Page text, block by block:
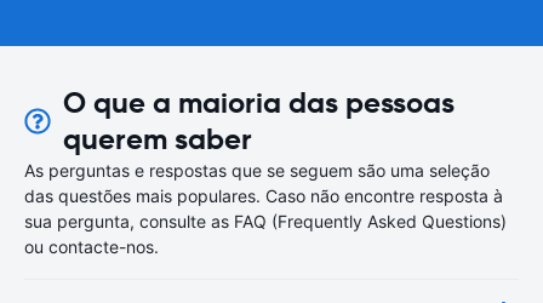
O que a maioria das pessoas
querem saber
As perguntas e respostas que se seguem são uma seleção
das questões mais populares. Caso não encontre resposta à
sua pergunta, consulte as FAQ (Frequently Asked Questions)
ou contacte-nos.